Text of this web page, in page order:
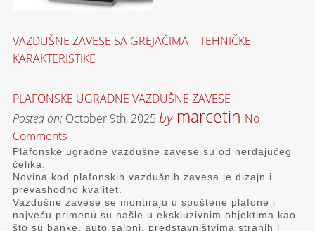
VAZDUŠNE ZAVESE SA GREJAČIMA – TEHNIČKE
KARAKTERISTIKE
[MM]
[V~]
[HZ]
[W]
[A]
[W]
600
220
50
1000
2000
9
35
PLAFONSKE UGRADNE VAZDUŠNE ZAVESE
Posted on: October 9th, 2025 by marcetin No
Comments
Plafonske ugradne vazdušne zavese su od nerđajućeg
čelika.
Novina kod plafonskih vazdušnih zavesa je dizajn i
prevashodno kvalitet.
Vazdušne zavese se montiraju u spuštene plafone i
najveću primenu su našle u ekskluzivnim objektima kao
što su banke, auto saloni, predstavništvima stranih i